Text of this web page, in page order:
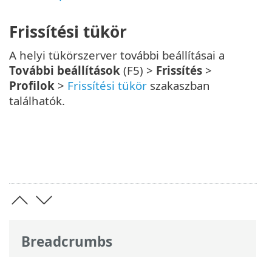
Breadcrumbs
Frissítési tükör
A helyi tükörszerver további beállításai a
További beállítások (F5) > Frissítés >
Profilok > Frissítési tükör szakaszban
találhatók.